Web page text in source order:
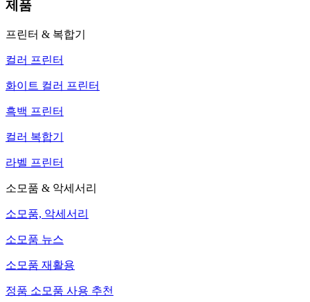
제품
프린터 & 복합기
컬러 프린터
화이트 컬러 프린터
흑백 프린터
컬러 복합기
라벨 프린터
소모품 & 악세서리
소모품, 악세서리
소모품 뉴스
소모품 재활용
정품 소모품 사용 추천